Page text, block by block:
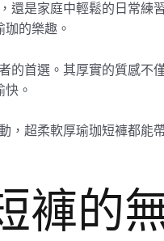
還是家庭中輕鬆的日常練
的樂趣。
的首選。其厚實的質感不
。
，超柔軟厚瑜珈短褲都能
褲的